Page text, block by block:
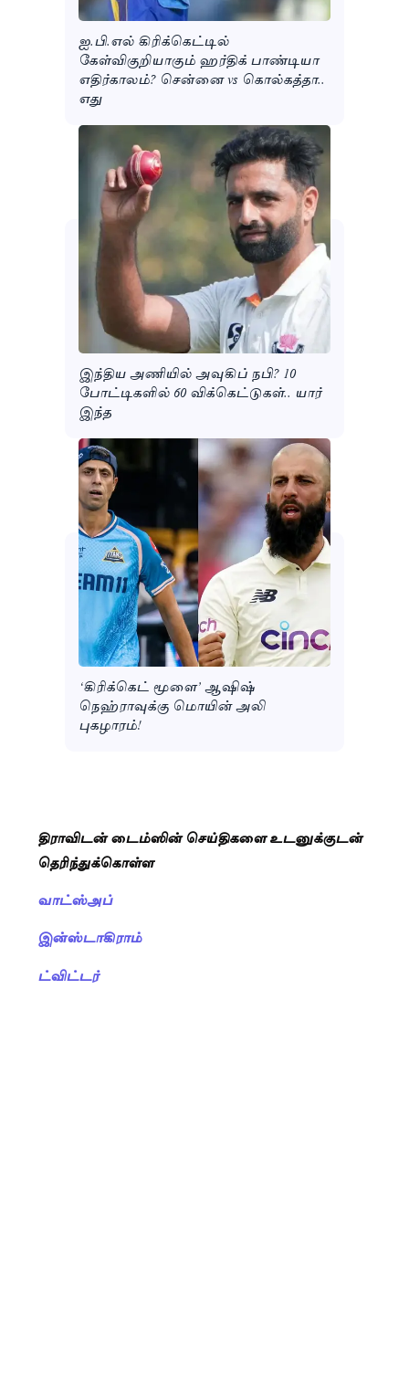
ஐ.பி.எல் கிரிக்கெட்டில்
கேள்விகுறியாகும் ஹர்திக் பாண்டியா
எதிர்காலம்? சென்னை vs கொல்கத்தா..
எது
இந்திய அணியில் அவுகிப் நபி? 10
போட்டிகளில் 60 விக்கெட்டுகள்.. யார்
இந்த
‘கிரிக்கெட் மூளை’ ஆஷிஷ்
நெஹ்ராவுக்கு மொயின் அலி
புகழாரம்!
திராவிடன் டைம்ஸின் செய்திகளை உடனுக்குடன்
தெரிந்துக்கொள்ள
வாட்ஸ்அப்
இன்ஸ்டாகிராம்
ட்விட்டர்